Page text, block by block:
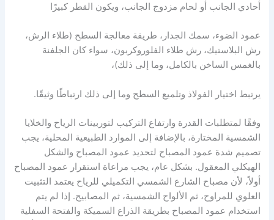
أحادي الجانب أو لحام مزدوج الجانب، ويكون القطر كبيرًا
عمود الضوء، سمك الجدار، طريقة معالجة السطح (طلاء الرش،
رش البلاستيك، رش طلاء الفلوروكربون، سواء كان الجلفنة
بالغمس الساخن بالكامل، وما إلى ذلك)،
يرتبط اختيار الفولاذ وتلميع السطح وما إلى ذلك ارتباطًا وثيقًا.
وفقًا لمتطلبات القدرة وارتفاع التركيب لتوربينات الرياح والخلايا
الشمسية المختارة، بالإضافة إلى الموارد الطبيعية المحلية، يجب
تصميم شدة عمود المصباح لتحديد عمود المصباح والشكل
الهيكلي المعقول. بشكل عام، يجب مراعاة استقرار عمود المصباح
أولاً، لأن مصباح الشارع الشمسي التكميلي للرياح يعتمد التثبيت
العلوي للمراوح، ثم الألواح الشمسية، ثم المصابيح. إذا لم يتم
استخدام عمود المصباح بطريقة الذراع السميكة والفتحة السفلية